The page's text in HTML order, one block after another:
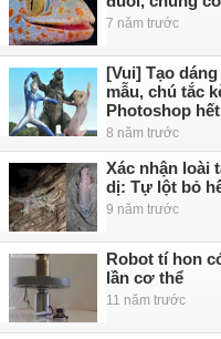
7 năm trước
[Vui] Tạo
mẫu, chú tắc
Photoshop
8 năm trước
Xác nhận loài
dị: Tự lột bỏ
9 năm trước
Robot tí hon
lần cơ thể
11 năm trước